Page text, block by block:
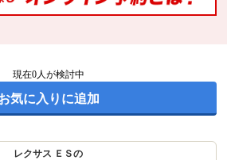
現在0人が検討中
気に入りに追加
レクサス ＥＳの